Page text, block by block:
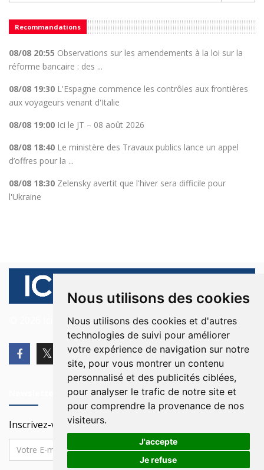
Nous utilisons des cookies
Nous utilisons des cookies et d'autres
technologies de suivi pour améliorer
votre expérience de navigation sur notre
site, pour vous montrer un contenu
personnalisé et des publicités ciblées,
pour analyser le trafic de notre site et
pour comprendre la provenance de nos
visiteurs.
J'accepte
Je refuse
Recommandations
08/08 20:55 Observations sur les amendements à la loi sur la
réforme bancaire : des ...
08/08 19:30 L'Espagne commence les contrôles aux frontières
aux voyageurs venant d'Italie
08/08 19:00 Ici le JT – 08 août 2026
08/08 18:40 Le ministère des Travaux publics lance un appel
d’offres pour la ...
08/08 18:30 Zelensky avertit que l'hiver sera difficile pour
l'Ukraine
© 2026 Ici Beyrouth. Tous les droits sont réservés.
Inscrivez-vous à notre Newsletter